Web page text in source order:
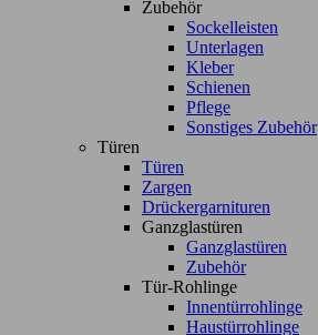
Zubehör
Sockelleisten
Unterlagen
Kleber
Schienen
Pflege
Sonstiges Zubehör
Türen
Türen
Zargen
Drückergarnituren
Ganzglastüren
Ganzglastüren
Zubehör
Tür-Rohlinge
Innentürrohlinge
Haustürrohlinge